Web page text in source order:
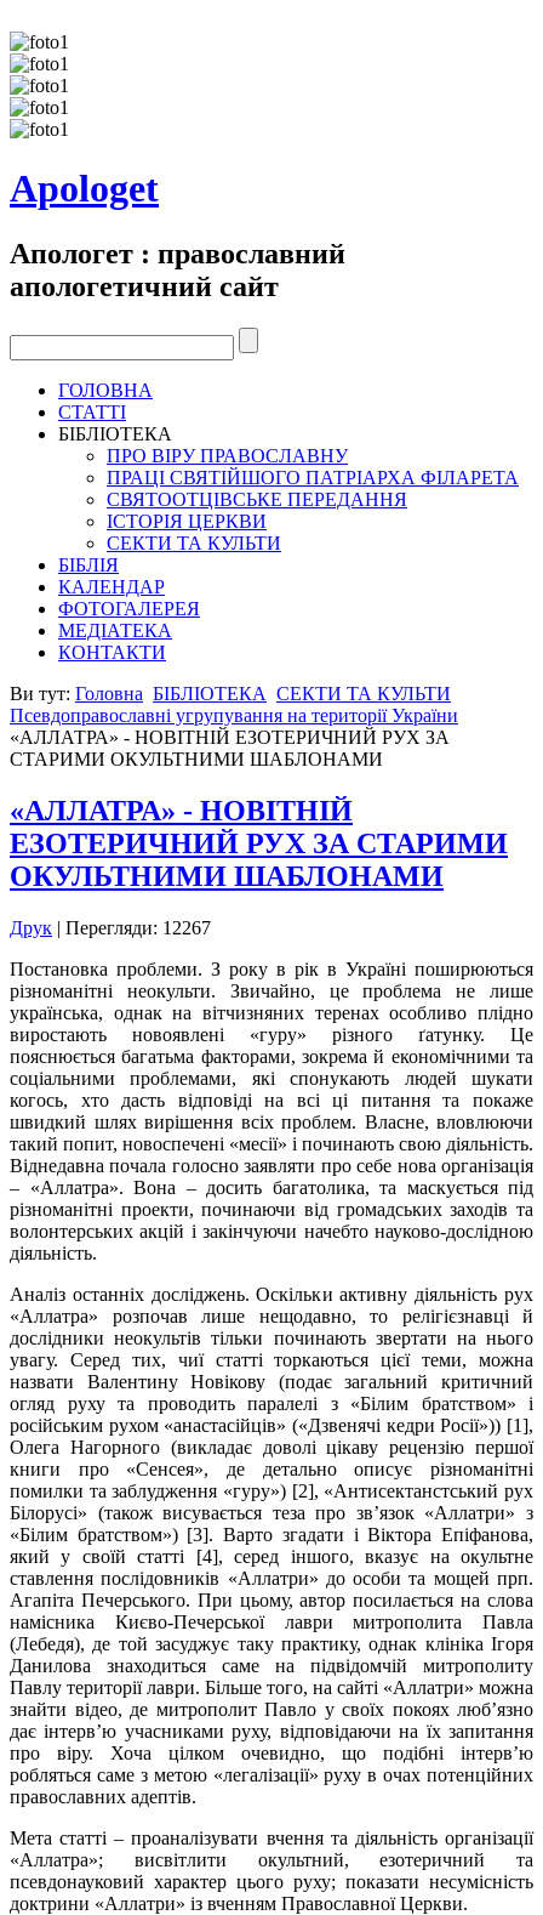
Apologet
Апологет : православний
апологетичний сайт
ГОЛОВНА
СТАТТІ
БІБЛІОТЕКА
ПРО ВІРУ ПРАВОСЛАВНУ
ПРАЦІ СВЯТІЙШОГО ПАТРІАРХА ФІЛАРЕТА
СВЯТООТЦІВСЬКЕ ПЕРЕДАННЯ
ІСТОРІЯ ЦЕРКВИ
СЕКТИ ТА КУЛЬТИ
БІБЛІЯ
КАЛЕНДАР
ФОТОГАЛЕРЕЯ
МЕДІАТЕКА
КОНТАКТИ
Ви тут: Головна БІБЛІОТЕКА СЕКТИ ТА КУЛЬТИ
Псевдоправославні угрупування на території України
«АЛЛАТРА» - НОВІТНІЙ ЕЗОТЕРИЧНИЙ РУХ ЗА
СТАРИМИ ОКУЛЬТНИМИ ШАБЛОНАМИ
«АЛЛАТРА» - НОВІТНІЙ
ЕЗОТЕРИЧНИЙ РУХ ЗА СТАРИМИ
ОКУЛЬТНИМИ ШАБЛОНАМИ
Друк | Перегляди: 12267
Постановка проблеми. З року в рік в Україні поширюються
різноманітні неокульти. Звичайно, це проблема не лише
українська, однак на вітчизняних теренах особливо плідно
виростають новоявлені «гуру» різного ґатунку. Це
пояснюється багатьма факторами, зокрема й економічними та
соціальними проблемами, які спонукають людей шукати
когось, хто дасть відповіді на всі ці питання та покаже
швидкий шлях вирішення всіх проблем. Власне, вловлюючи
такий попит, новоспечені «месії» і починають свою діяльність.
Віднедавна почала голосно заявляти про себе нова організація
– «Аллатра». Вона – досить багатолика, та маскується під
різноманітні проекти, починаючи від громадських заходів та
волонтерських акцій і закінчуючи начебто науково-дослідною
діяльність.
Аналіз останніх досліджень. Оскільки активну діяльність рух
«Аллатра» розпочав лише нещодавно, то релігієзнавці й
дослідники неокультів тільки починають звертати на нього
увагу. Серед тих, чиї статті торкаються цієї теми, можна
назвати Валентину Новікову (подає загальний критичний
огляд руху та проводить паралелі з «Білим братством» і
російським рухом «анастасійців» («Дзвенячі кедри Росії»)) [1],
Олега Нагорного (викладає доволі цікаву рецензію першої
книги про «Сенсея», де детально описує різноманітні
помилки та заблудження «гуру») [2], «Антисектанстський рух
Білорусі» (також висувається теза про зв’язок «Аллатри» з
«Білим братством») [3]. Варто згадати і Віктора Епіфанова,
який у своїй статті [4], серед іншого, вказує на окультне
ставлення послідовників «Аллатри» до особи та мощей прп.
Агапіта Печерського. При цьому, автор посилається на слова
намісника Києво-Печерської лаври митрополита Павла
(Лебедя), де той засуджує таку практику, однак клініка Ігоря
Данилова знаходиться саме на підвідомчій митрополиту
Павлу території лаври. Більше того, на сайті «Аллатри» можна
знайти відео, де митрополит Павло у своїх покоях люб’язно
дає інтерв’ю учасниками руху, відповідаючи на їх запитання
про віру. Хоча цілком очевидно, що подібні інтерв’ю
робляться саме з метою «легалізації» руху в очах потенційних
православних адептів.
Мета статті – проаналізувати вчення та діяльність організації
«Аллатра»; висвітлити окультний, езотеричний та
псевдонауковий характер цього руху; показати несумісність
доктрини «Аллатри» із вченням Православної Церкви.